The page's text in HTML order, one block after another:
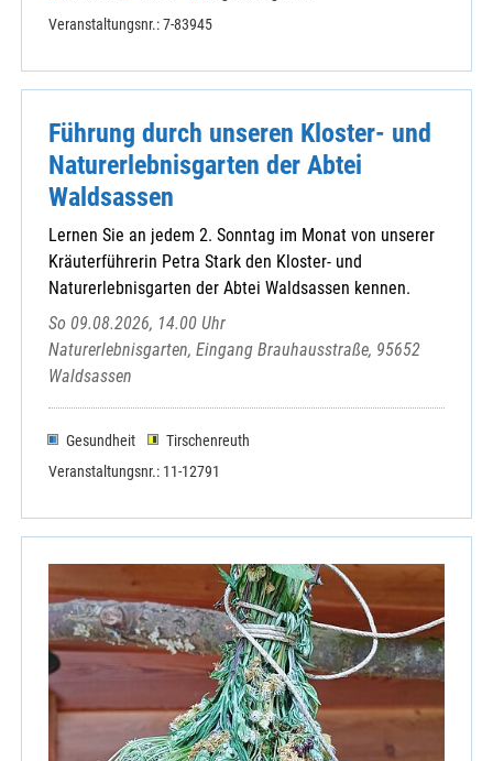
Veranstaltungsnr.: 7-83945
Führung durch unseren Kloster- und
Naturerlebnisgarten der Abtei
Waldsassen
Lernen Sie an jedem 2. Sonntag im Monat von unserer
Kräuterführerin Petra Stark den Kloster- und
Naturerlebnisgarten der Abtei Waldsassen kennen.
So 09.08.2026, 14.00 Uhr
Naturerlebnisgarten, Eingang Brauhausstraße, 95652
Waldsassen
Gesundheit
Tirschenreuth
Veranstaltungsnr.: 11-12791